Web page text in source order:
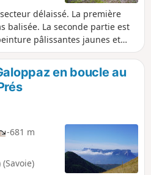
délaissé. La première
balisée. La seconde partie est
pâlissantes jaunes et
en boucle au
-681 m